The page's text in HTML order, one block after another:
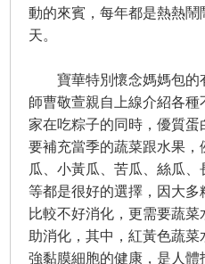
動的來賓，每年都是熱熱鬧
天。
寶華特別懷念媽媽包的
師曹敬萱親自上線介紹各
家在吃粽子的同時，優質
要補充當季的蔬菜跟水果，
瓜、小黃瓜、苦瓜、絲瓜
等都是很好的選擇，因大多
比較不好消化，更需要蔬
助消化，其中，紅黃色蔬
強黏膜細胞的健康，是人